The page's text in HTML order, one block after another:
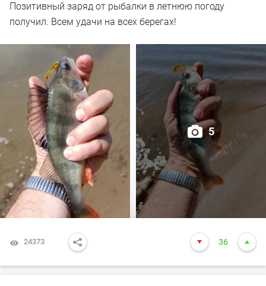
Позитивный заряд от рыбалки в летнюю погоду
получил. Всем удачи на всех берегах!
5
24373 36